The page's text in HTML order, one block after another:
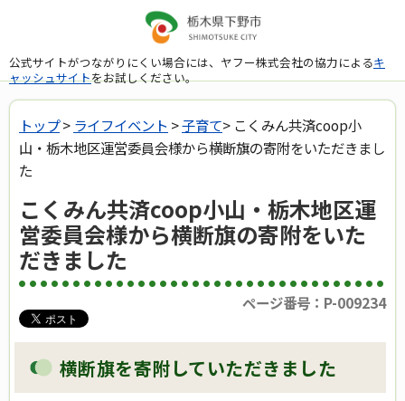
公式サイトがつながりにくい場合には、ヤフー株式会社の協力によるキ
ャッシュサイトをお試しください。
トップ> ライフイベント >子育て> こくみん共済coop小
山・栃木地区運営委員会様から横断旗の寄附をいただきまし
た
こくみん共済coop小山・栃木地区運
営委員会様から横断旗の寄附をいた
だきました
ページ番号：P-009234
横断旗を寄附していただきました